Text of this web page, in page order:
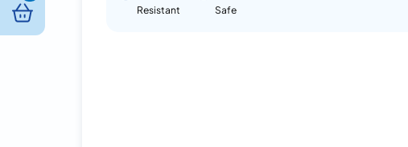
Safe
Resistant